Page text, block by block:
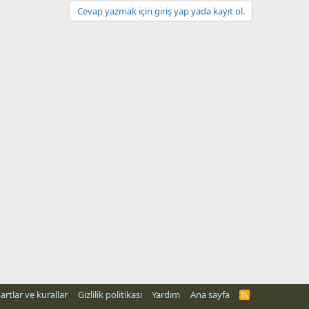
Cevap yazmak için giriş yap yada kayıt ol.
ve kurallar Gizlilik politikası Yardım Ana sayfa
R